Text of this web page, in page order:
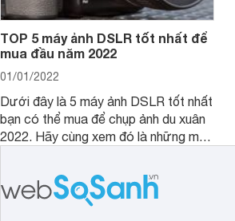
TOP 5 máy ảnh DSLR tốt nhất để
mua đầu năm 2022
01/01/2022
Dưới đây là 5 máy ảnh DSLR tốt nhất
bạn có thể mua để chụp ảnh du xuân
2022. Hãy cùng xem đó là những mẫu